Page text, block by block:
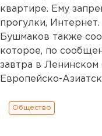
квартире. Ему
прогулки, Интернет.
Бушмаков также
которое, по
завтра в Ленинском
Европейско-
Общество